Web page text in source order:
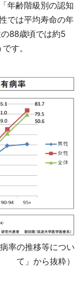
年齢階級別の認知
では平均寿命の年
88歳頃では約5
す。
率の推移等につい
て」から抜粋）